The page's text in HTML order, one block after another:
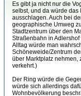
Es gibt ja nicht nur die
selbst, und da würde
ausschlagen. Auch bei
geographische Umweg
Stadtzentrum über den
Straßenbahn in
Alltag würde man
Schöneweide/Zentrum
über Marktplatz nehmen,
verkehrt.)
Der Ring würde die
würde sich allerdings
Wohnbevölkerung